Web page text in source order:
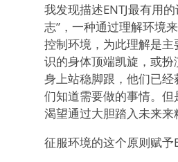
我发现描述ENTJ最有用
志”，一种通过理解环境
控制环境，为此理解是主
识的身体顶端凯旋，或扮
身上站稳脚跟，他们已
们知道需要做的事情。但
渴望通过大胆踏入未来来
征服环境的这个原则赋予